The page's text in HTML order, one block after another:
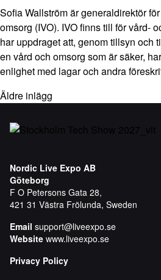
Sofia Wallström är generaldirektör
omsorg (IVO). IVO finns till för vård-
har uppdraget att, genom tillsyn och
en vård och omsorg som är säker,
enlighet med lagar och andra
Äldre inlägg
Nordic Live Expo AB
Göteborg
F O Petersons Gata 28,
421 31 Västra Frölunda, Sweden
Email support@liveexpo.se
Website www.liveexpo.se
Privacy Policy